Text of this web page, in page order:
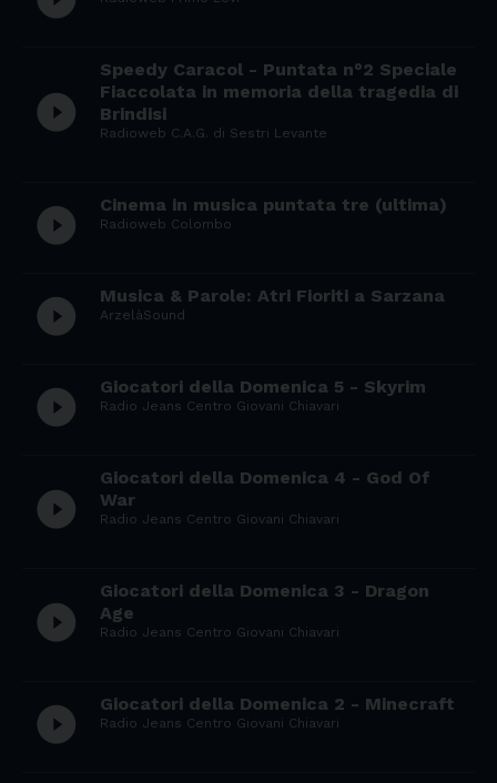
play_circle_filled
Speedy Caracol - Puntata n°2 Speciale
Fiaccolata in memoria della tragedia di
Brindisi
Radioweb C.A.G. di Sestri Levante
play_circle_filled Cinema in musica puntata tre (ultima)
Radioweb Colombo
play_circle_filled Musica & Parole: Atri Fioriti a Sarzana
ArzelàSound
play_circle_filled Giocatori della Domenica 5 - Skyrim
Radio Jeans Centro Giovani Chiavari
play_circle_filled
Giocatori della Domenica 4 - God Of
War
Radio Jeans Centro Giovani Chiavari
play_circle_filled
Giocatori della Domenica 3 - Dragon
Age
Radio Jeans Centro Giovani Chiavari
play_circle_filled Giocatori della Domenica 2 - Minecraft
Radio Jeans Centro Giovani Chiavari